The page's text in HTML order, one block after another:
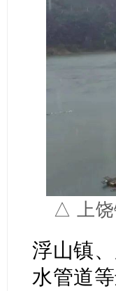
△ 上饶
浮山镇
水管道